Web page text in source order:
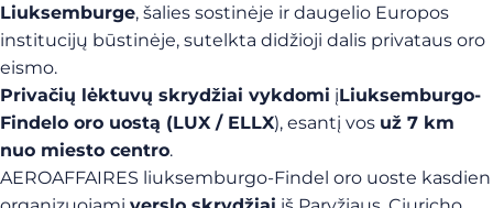
Liuksemburge, šalies sostinėje ir daugelio Europos
institucijų būstinėje, sutelkta didžioji dalis privataus oro
eismo.
Privačių lėktuvų skrydžiai vykdomi įLiuksemburgo-
Findelo oro uostą (LUX / ELLX), esantį vos už 7 km
nuo miesto centro.
AEROAFFAIRES liuksemburgo-Findel oro uoste kasdien